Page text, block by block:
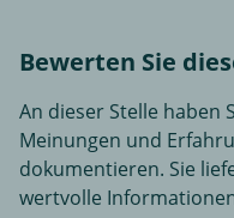
Bewerten Sie
An dieser Stelle haben
Meinungen und
dokumentieren. Sie
wertvolle